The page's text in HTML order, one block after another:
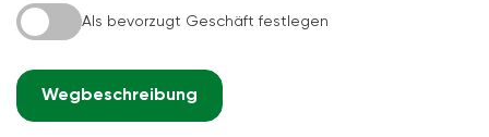
Als bevorzugt Geschäft festlegen
Wegbeschreibung